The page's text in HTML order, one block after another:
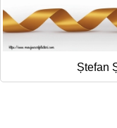
Ștefan